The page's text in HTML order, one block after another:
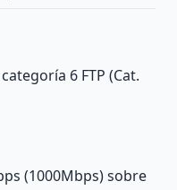
6 FTP (Cat.
(1000Mbps) sobre